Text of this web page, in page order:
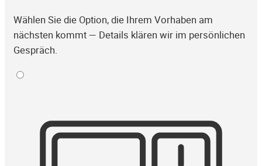
Wählen Sie die Option, die Ihrem Vorhaben am
nächsten kommt — Details klären wir im persönlichen
Gespräch.